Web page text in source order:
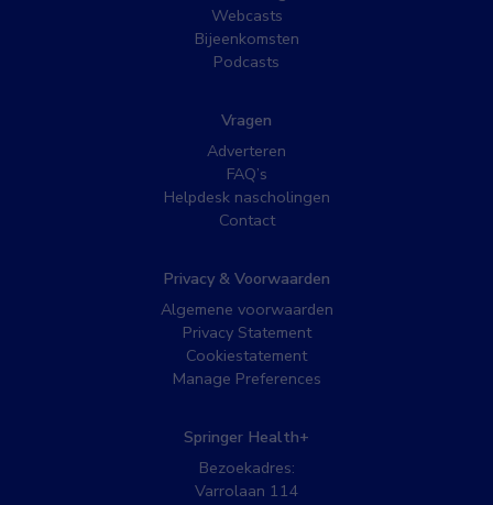
Webcasts
Bijeenkomsten
Podcasts
Vragen
Adverteren
FAQ’s
Helpdesk nascholingen
Contact
Privacy & Voorwaarden
Algemene voorwaarden
Privacy Statement
Cookiestatement
Manage Preferences
Springer Health+
Bezoekadres:
Varrolaan 114